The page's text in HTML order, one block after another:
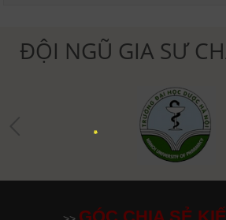
ĐỘI NGŨ GIA SƯ